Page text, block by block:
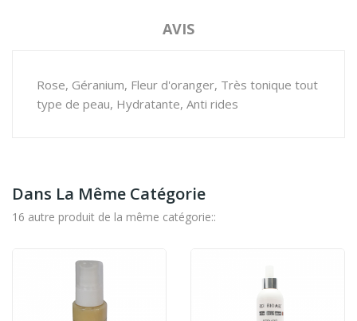
AVIS
Rose, Géranium, Fleur d'oranger, Très tonique tout
type de peau, Hydratante, Anti rides
Dans La Même Catégorie
16 autre produit de la même catégorie::